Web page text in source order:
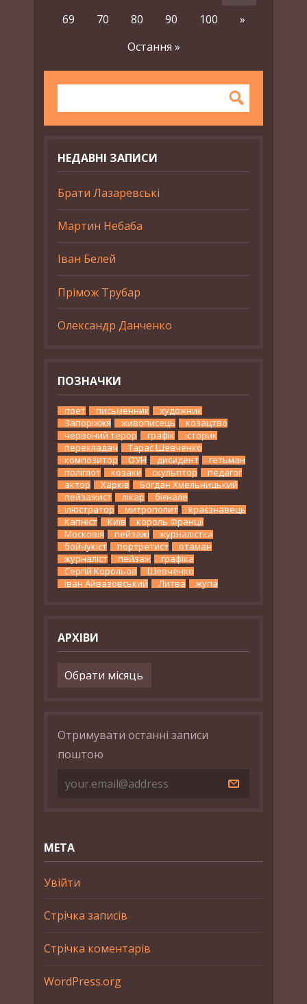
69
70 80 90 100
»
Остання »
НЕДАВНІ ЗАПИСИ
Брати Лазаревські
Мартин Небаба
Іван Белей
Прімож Трубар
Олександр Данченко
ПОЗНАЧКИ
поет письменник
художник
Запоріжжя
живописець
козацтво
червоний терор
графік
історик
перекладач
Тарас Шевченко
композитор
ОУН дисидент
гетьман
поліглот
козаки скульптор
педагог
актор
Харків
Богдан Хмельницький
пейзажист
лікар
бієнале
ілюстратор
митрополит
краєзнавець
Капніст
Київ
король Франції
Московія
пейзажі
журналістка
бойчукіст
портретист
отаман
журналіст
пейзаж
графіка
Сергій Корольов
Шевченко
Іван Айвазовський
Литва жупа
АРХІВИ
Архіви
Отримувати останні записи
поштою
МЕТА
Увійти
Стрічка записів
Стрічка коментарів
WordPress.org